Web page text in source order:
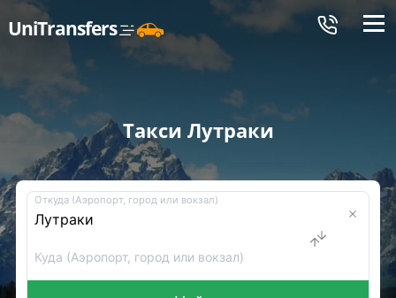
UniTransfers Меню
Такси Лутраки
Откуда (Аэропорт, город или вокзал)
Куда (Аэропорт, город или вокзал)